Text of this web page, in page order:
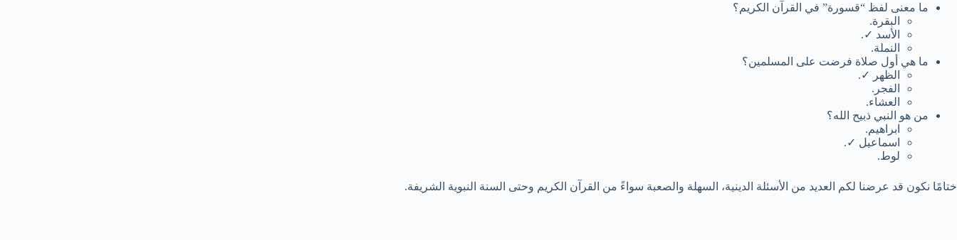
ما معنى لفظ “قسورة” في القرآن الكريم؟
البقرة.
الأسد ✓.
النملة.
ما هي أول صلاة فرضت على المسلمين؟
الظهر ✓.
الفجر.
العشاء.
من هو النبي ذبيح الله؟
ابراهيم.
اسماعيل ✓.
لوط.
ختامًا نكون قد عرضنا لكم العديد من الأسئلة الدينية، السهلة والصعبة سواءً من القرآن الكريم وحتى السنة النبوية الشريفة.